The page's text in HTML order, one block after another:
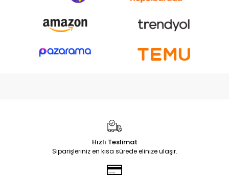
Hızlı Teslimat
Siparişleriniz en kısa sürede elinize ulaşır.